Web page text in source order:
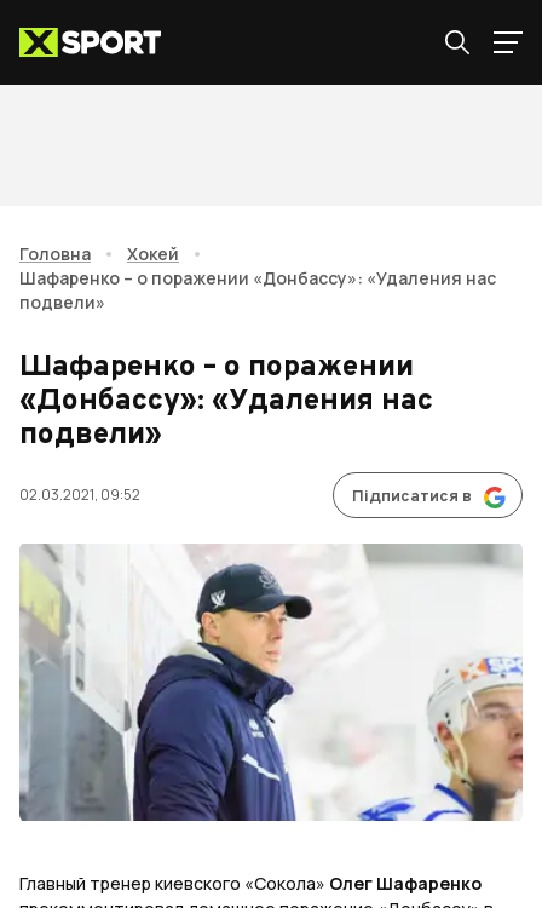
Головна • Хокей
•
Шафаренко – о поражении «Донбассу»: «Удаления нас
подвели»
Шафаренко – о поражении
«Донбассу»: «Удаления нас
подвели»
02.03.2021, 09:52 Підписатися в
Главный тренер киевского «Сокола» Олег Шафаренко